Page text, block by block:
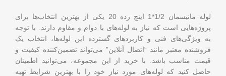
لوله مانیسمان 1/2*1 اینچ رده 20 یکی از بهترین انتخاب‌ها برای
پروژه‌هایی است که نیاز به لوله‌های با دوام و مقاوم دارند. با توجه
به ویژگی‌های فنی و کاربردهای گسترده این لوله‌ها، انتخاب یک
فروشنده معتبر مانند “اتصال آنلاین” می‌تواند تضمین‌کننده کیفیت و
قیمت مناسب باشد. با خرید از این مجموعه، می‌توانید اطمینان
حاصل کنید که لوله‌های مورد نیاز خود را با بهترین شرایط تهیه